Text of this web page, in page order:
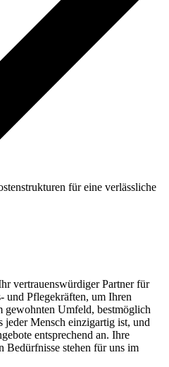
für eine verlässliche
vertrauenswürdiger Partner für
und Pflegekräften, um Ihren
gewohnten Umfeld, bestmöglich
jeder Mensch einzigartig ist, und
entsprechend an. Ihre
Bedürfnisse stehen für uns im